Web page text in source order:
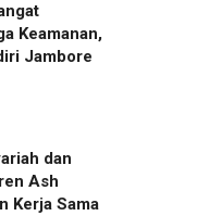
Keamanan,
Jambore
dan
Ash
Kerja Sama